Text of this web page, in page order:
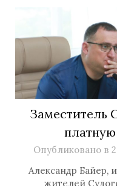
Заместитель
платную
Опубликовано в
Александр Байер,
жителей